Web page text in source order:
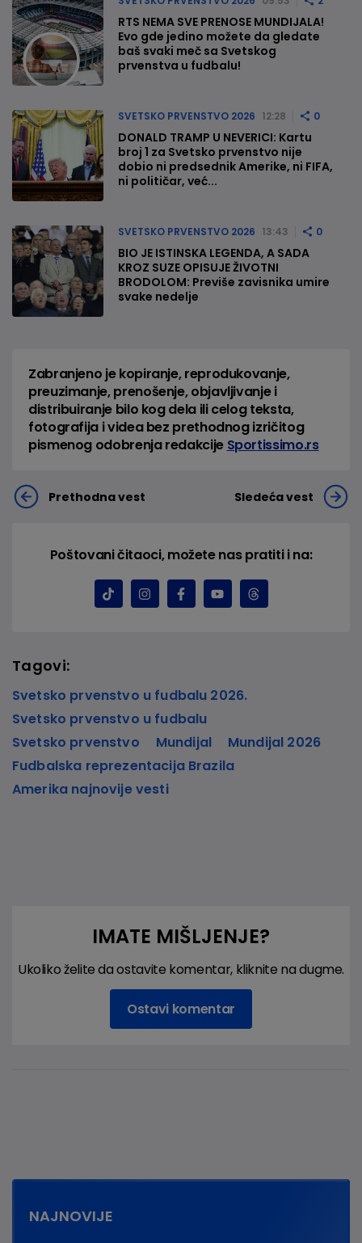
RTS NEMA SVE PRENOSE MUNDIJALA!
Evo gde jedino možete da gledate
baš svaki meč sa Svetskog
prvenstva u fudbalu!
SVETSKO PRVENSTVO 2026 12:28 0
DONALD TRAMP U NEVERICI: Kartu
broj 1 za Svetsko prvenstvo nije
dobio ni predsednik Amerike, ni FIFA,
ni političar, već...
SVETSKO PRVENSTVO 2026 13:43 0
BIO JE ISTINSKA LEGENDA, A SADA
KROZ SUZE OPISUJE ŽIVOTNI
BRODOLOM: Previše zavisnika umire
svake nedelje
Zabranjeno je kopiranje, reprodukovanje,
preuzimanje, prenošenje, objavljivanje i
distribuiranje bilo kog dela ili celog teksta,
fotografija i videa bez prethodnog izričitog
pismenog odobrenja redakcije Sportissimo.rs
Prethodna vest Sledeća vest
Poštovani čitaoci, možete nas pratiti i na:
Tagovi:
Svetsko prvenstvo u fudbalu 2026.
Svetsko prvenstvo u fudbalu
Svetsko prvenstvo
Mundijal
Mundijal 2026
Fudbalska reprezentacija Brazila
Amerika najnovije vesti
IMATE MIŠLJENJE?
Ukoliko želite da ostavite komentar, kliknite na dugme.
Ostavi komentar
NAJNOVIJE